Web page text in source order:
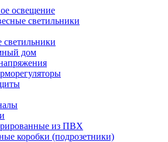
освещение
светильники
светильники
дом
из ПВХ
коробки (подрозетники)